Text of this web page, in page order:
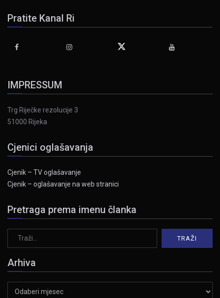
Pratite Kanal Ri
IMPRESSUM
Trg Riječke rezolucije 3
51000 Rijeka
Cjenici oglašavanja
Cjenik – TV oglašavanje
Cjenik – oglašavanje na web stranici
Pretraga prema imenu članka
Arhiva